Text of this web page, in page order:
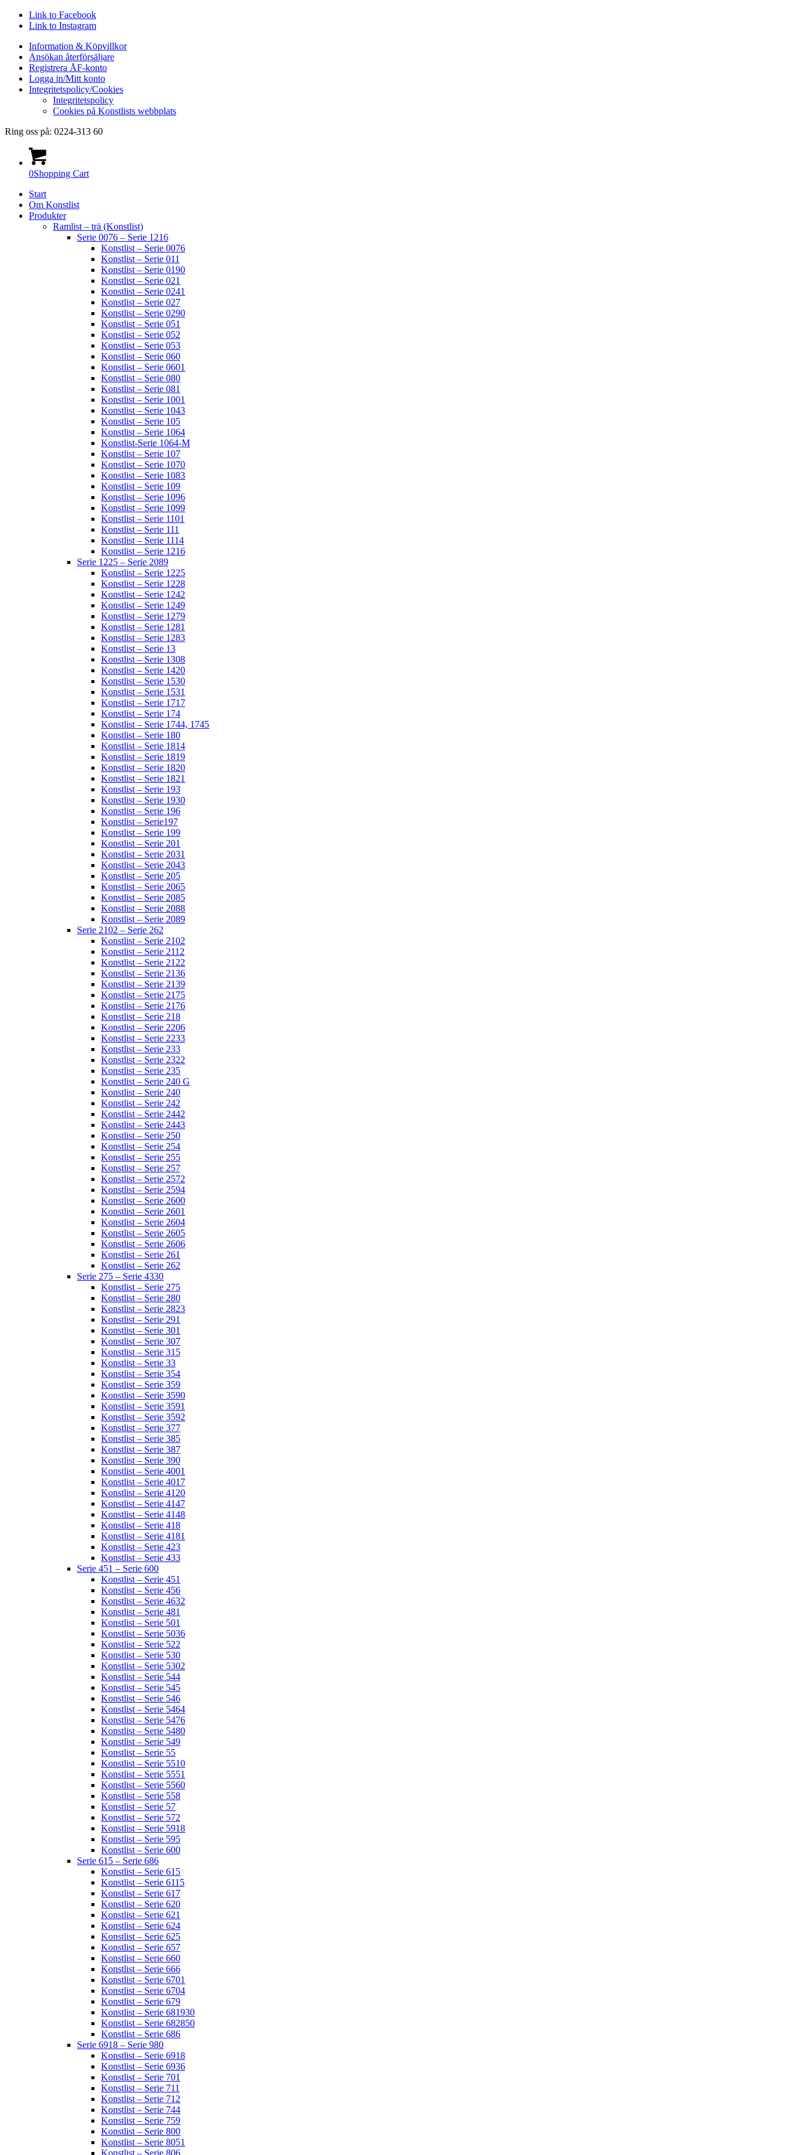
Link to Facebook
Link to Instagram
Information & Köpvillkor
Ansökan återförsäljare
Registrera ÅF-konto
Logga in/Mitt konto
Integritetspolicy/Cookies
Integritetspolicy
Cookies på Konstlists webbplats
Ring oss på: 0224-313 60
0Shopping Cart
Start
Om Konstlist
Produkter
Ramlist – trä (Konstlist)
Serie 0076 – Serie 1216
Konstlist – Serie 0076
Konstlist – Serie 011
Konstlist – Serie 0190
Konstlist – Serie 021
Konstlist – Serie 0241
Konstlist – Serie 027
Konstlist – Serie 0290
Konstlist – Serie 051
Konstlist – Serie 052
Konstlist – Serie 053
Konstlist – Serie 060
Konstlist – Serie 0601
Konstlist – Serie 080
Konstlist – Serie 081
Konstlist – Serie 1001
Konstlist – Serie 1043
Konstlist – Serie 105
Konstlist – Serie 1064
Konstlist-Serie 1064-M
Konstlist – Serie 107
Konstlist – Serie 1070
Konstlist – Serie 1083
Konstlist – Serie 109
Konstlist – Serie 1096
Konstlist – Serie 1099
Konstlist – Serie 1101
Konstlist – Serie 111
Konstlist – Serie 1114
Konstlist – Serie 1216
Serie 1225 – Serie 2089
Konstlist – Serie 1225
Konstlist – Serie 1228
Konstlist – Serie 1242
Konstlist – Serie 1249
Konstlist – Serie 1279
Konstlist – Serie 1281
Konstlist – Serie 1283
Konstlist – Serie 13
Konstlist – Serie 1308
Konstlist – Serie 1420
Konstlist – Serie 1530
Konstlist – Serie 1531
Konstlist – Serie 1717
Konstlist – Serie 174
Konstlist – Serie 1744, 1745
Konstlist – Serie 180
Konstlist – Serie 1814
Konstlist – Serie 1819
Konstlist – Serie 1820
Konstlist – Serie 1821
Konstlist – Serie 193
Konstlist – Serie 1930
Konstlist – Serie 196
Konstlist – Serie197
Konstlist – Serie 199
Konstlist – Serie 201
Konstlist – Serie 2031
Konstlist – Serie 2043
Konstlist – Serie 205
Konstlist – Serie 2065
Konstlist – Serie 2085
Konstlist – Serie 2088
Konstlist – Serie 2089
Serie 2102 – Serie 262
Konstlist – Serie 2102
Konstlist – Serie 2112
Konstlist – Serie 2122
Konstlist – Serie 2136
Konstlist – Serie 2139
Konstlist – Serie 2175
Konstlist – Serie 2176
Konstlist – Serie 218
Konstlist – Serie 2206
Konstlist – Serie 2233
Konstlist – Serie 233
Konstlist – Serie 2322
Konstlist – Serie 235
Konstlist – Serie 240 G
Konstlist – Serie 240
Konstlist – Serie 242
Konstlist – Serie 2442
Konstlist – Serie 2443
Konstlist – Serie 250
Konstlist – Serie 254
Konstlist – Serie 255
Konstlist – Serie 257
Konstlist – Serie 2572
Konstlist – Serie 2594
Konstlist – Serie 2600
Konstlist – Serie 2601
Konstlist – Serie 2604
Konstlist – Serie 2605
Konstlist – Serie 2606
Konstlist – Serie 261
Konstlist – Serie 262
Serie 275 – Serie 4330
Konstlist – Serie 275
Konstlist – Serie 280
Konstlist – Serie 2823
Konstlist – Serie 291
Konstlist – Serie 301
Konstlist – Serie 307
Konstlist – Serie 315
Konstlist – Serie 33
Konstlist – Serie 354
Konstlist – Serie 359
Konstlist – Serie 3590
Konstlist – Serie 3591
Konstlist – Serie 3592
Konstlist – Serie 377
Konstlist – Serie 385
Konstlist – Serie 387
Konstlist – Serie 390
Konstlist – Serie 4001
Konstlist – Serie 4017
Konstlist – Serie 4120
Konstlist – Serie 4147
Konstlist – Serie 4148
Konstlist – Serie 418
Konstlist – Serie 4181
Konstlist – Serie 423
Konstlist – Serie 433
Serie 451 – Serie 600
Konstlist – Serie 451
Konstlist – Serie 456
Konstlist – Serie 4632
Konstlist – Serie 481
Konstlist – Serie 501
Konstlist – Serie 5036
Konstlist – Serie 522
Konstlist – Serie 530
Konstlist – Serie 5302
Konstlist – Serie 544
Konstlist – Serie 545
Konstlist – Serie 546
Konstlist – Serie 5464
Konstlist – Serie 5476
Konstlist – Serie 5480
Konstlist – Serie 549
Konstlist – Serie 55
Konstlist – Serie 5510
Konstlist – Serie 5551
Konstlist – Serie 5560
Konstlist – Serie 558
Konstlist – Serie 57
Konstlist – Serie 572
Konstlist – Serie 5918
Konstlist – Serie 595
Konstlist – Serie 600
Serie 615 – Serie 686
Konstlist – Serie 615
Konstlist – Serie 6115
Konstlist – Serie 617
Konstlist – Serie 620
Konstlist – Serie 621
Konstlist – Serie 624
Konstlist – Serie 625
Konstlist – Serie 657
Konstlist – Serie 660
Konstlist – Serie 666
Konstlist – Serie 6701
Konstlist – Serie 6704
Konstlist – Serie 679
Konstlist – Serie 681930
Konstlist – Serie 682850
Konstlist – Serie 686
Serie 6918 – Serie 980
Konstlist – Serie 6918
Konstlist – Serie 6936
Konstlist – Serie 701
Konstlist – Serie 711
Konstlist – Serie 712
Konstlist – Serie 744
Konstlist – Serie 759
Konstlist – Serie 800
Konstlist – Serie 8051
Konstlist – Serie 806